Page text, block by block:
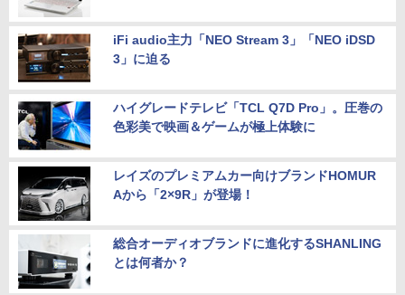
iFi audio主力「NEO Stream 3」「NEO iDSD
3」に迫る
ハイグレードテレビ「TCL Q7D Pro」。圧巻の
色彩美で映画＆ゲームが極上体験に
レイズのプレミアムカー向けブランドHOMUR
Aから「2×9R」が登場！
総合オーディオブランドに進化するSHANLING
とは何者か？